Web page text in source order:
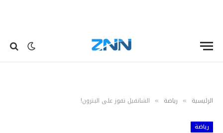
الرئيسية » رياضة » الشانفيل تفوز على البترون!
رياضة